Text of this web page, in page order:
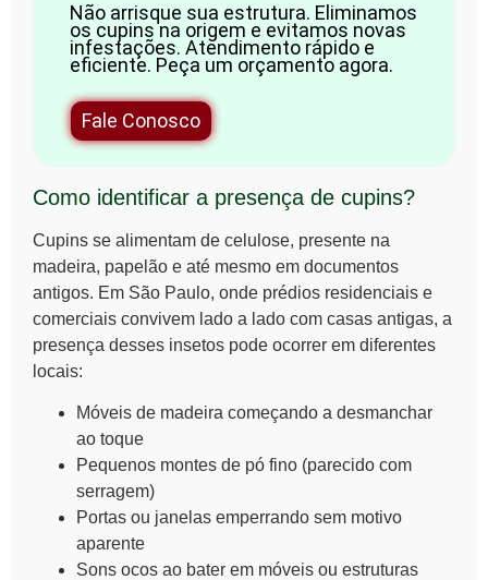
Não arrisque sua estrutura. Eliminamos
os cupins na origem e evitamos novas
infestações. Atendimento rápido e
eficiente. Peça um orçamento agora.
Fale Conosco
Como identificar a presença de cupins?
Cupins se alimentam de celulose, presente na
madeira, papelão e até mesmo em documentos
antigos. Em São Paulo, onde prédios residenciais e
comerciais convivem lado a lado com casas antigas, a
presença desses insetos pode ocorrer em diferentes
locais:
Móveis de madeira começando a desmanchar
ao toque
Pequenos montes de pó fino (parecido com
serragem)
Portas ou janelas emperrando sem motivo
aparente
Sons ocos ao bater em móveis ou estruturas